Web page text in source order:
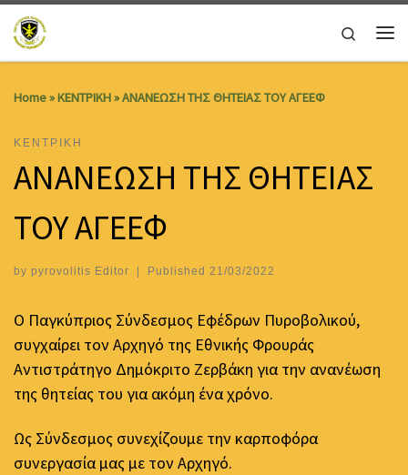
Skip to content
Search
Home»ΚΕΝΤΡΙΚΗ»ΑΝΑΝΕΩΣΗ ΤΗΣ ΘΗΤΕΙΑΣ ΤΟΥ ΑΓΕΕΦ
ΚΕΝΤΡΙΚΗ
ΑΝΑΝΕΩΣΗ ΤΗΣ ΘΗΤΕΙΑΣ
ΤΟΥ ΑΓΕΕΦ
by pyrovolitis Editor | Published 21/03/2022
Ο Παγκύπριος Σύνδεσμος Εφέδρων Πυροβολικού,
συγχαίρει τον Αρχηγό της Εθνικής Φρουράς
Αντιστράτηγο Δημόκριτο Ζερβάκη για την ανανέωση
της θητείας του για ακόμη ένα χρόνο.
Ως Σύνδεσμος συνεχίζουμε την καρποφόρα
συνεργασία μας με τον Αρχηγό.